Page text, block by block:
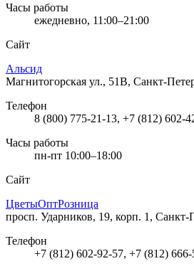
Часы работы
ежедневно, 11:00–21:00
Сайт
Альсид
Магнитогорская ул., 51В, Санкт-
Телефон
8 (800) 775-21-13, +7 (812) 602-
Часы работы
пн-пт 10:00–18:00
Сайт
ЦветыОптРозница
просп. Ударников, 19, корп. 1, Санкт-
Телефон
+7 (812) 602-92-57, +7 (812)